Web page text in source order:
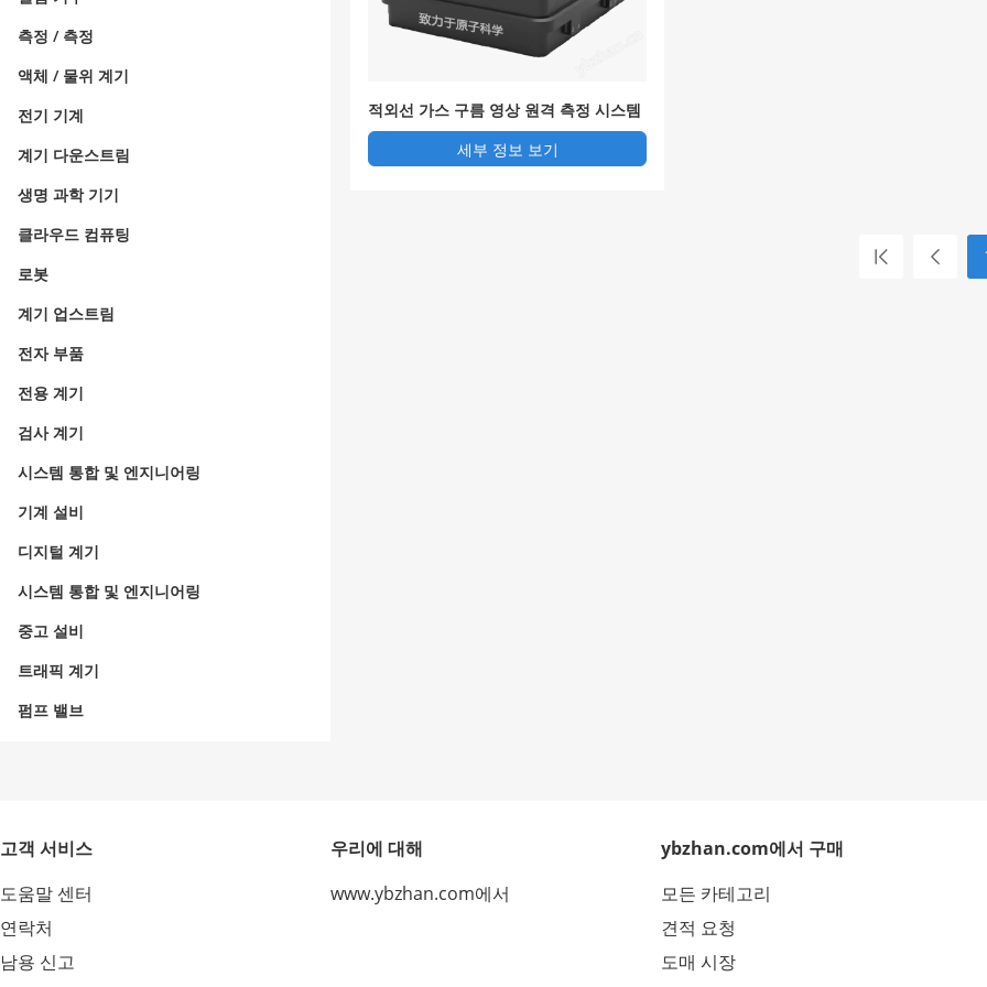
측정 / 측정
액체 / 물위 계기
전기 기계
계기 다운스트림
생명 과학 기기
클라우드 컴퓨팅
로봇
계기 업스트림
전자 부품
전용 계기
검사 계기
시스템 통합 및 엔지니어링
기계 설비
디지털 계기
시스템 통합 및 엔지니어링
중고 설비
트래픽 계기
펌프 밸브
적외선 가스 구름 영상 원격 측정 시스템
세부 정보 보기
고객 서비스
도움말 센터
연락처
남용 신고
우리에 대해
www.ybzhan.com에서
ybzhan.com에서 구매
모든 카테고리
견적 요청
도매 시장